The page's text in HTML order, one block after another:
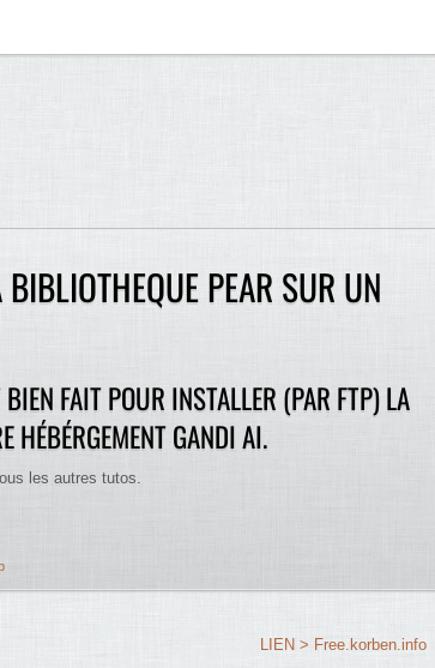
PEAR SUR UN
FAIT POUR INSTALLER (PAR FTP) LA
HÉBÉRGEMENT GANDI AI.
les autres tutos.
LIEN > Free.korben.info